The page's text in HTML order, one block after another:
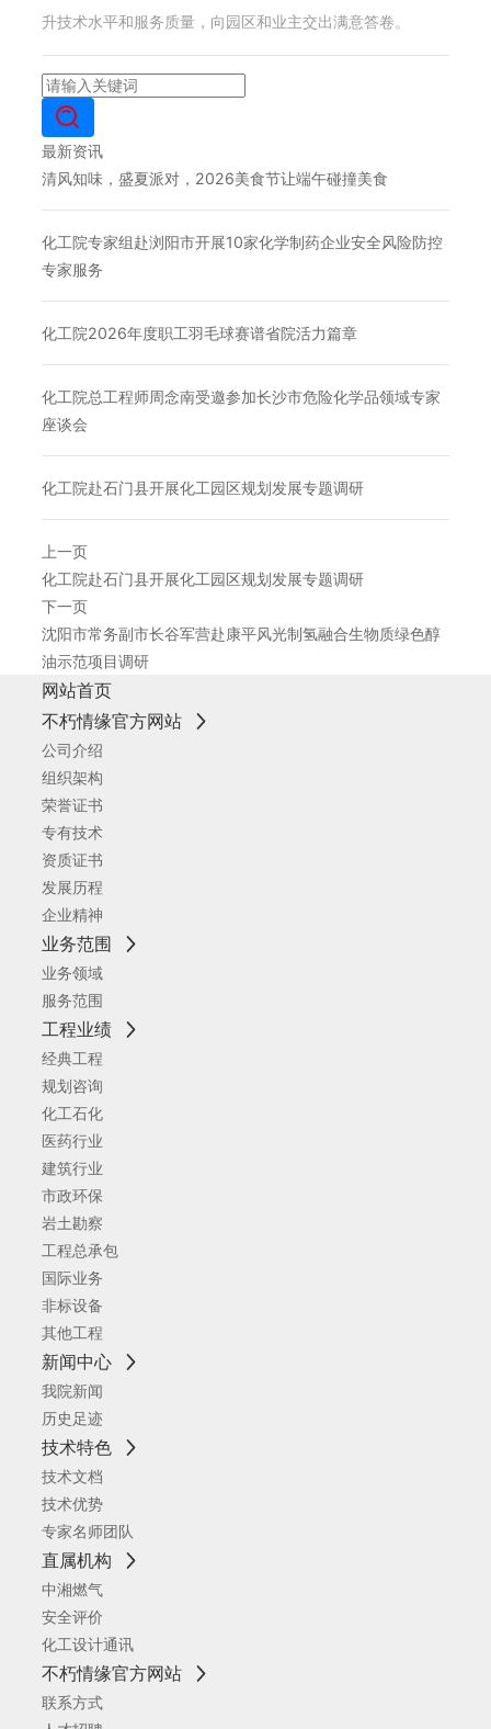
升技术水平和服务质量，向园区和业主交出满意答卷。
最新资讯
清风知味，盛夏派对，2026美食节让端午碰撞美食
化工院专家组赴浏阳市开展10家化学制药企业安全风险防控
专家服务
化工院2026年度职工羽毛球赛谱省院活力篇章
化工院总工程师周念南受邀参加长沙市危险化学品领域专家
座谈会
化工院赴石门县开展化工园区规划发展专题调研
上一页
化工院赴石门县开展化工园区规划发展专题调研
下一页
沈阳市常务副市长谷军营赴康平风光制氢融合生物质绿色醇
油示范项目调研
网站首页
不朽情缘官方网站
公司介绍
组织架构
荣誉证书
专有技术
资质证书
发展历程
企业精神
业务范围
业务领域
服务范围
工程业绩
经典工程
规划咨询
化工石化
医药行业
建筑行业
市政环保
岩土勘察
工程总承包
国际业务
非标设备
其他工程
新闻中心
我院新闻
历史足迹
技术特色
技术文档
技术优势
专家名师团队
直属机构
中湘燃气
安全评价
化工设计通讯
不朽情缘官方网站
联系方式